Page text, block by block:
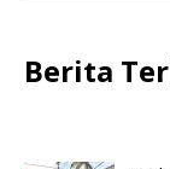
Berita